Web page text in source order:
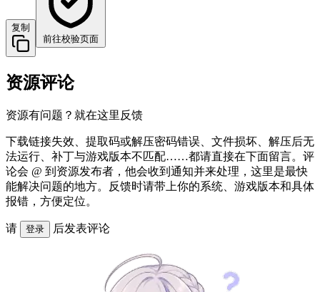
复制
前往校验页面
资源评论
资源有问题？就在这里反馈
下载链接失效、提取码或解压密码错误、文件损坏、解压后无
法运行、补丁与游戏版本不匹配……都请直接在下面留言。评
论会 @ 到资源发布者，他会收到通知并来处理，这里是最快
能解决问题的地方。反馈时请带上你的系统、游戏版本和具体
报错，方便定位。
请 登录 后发表评论